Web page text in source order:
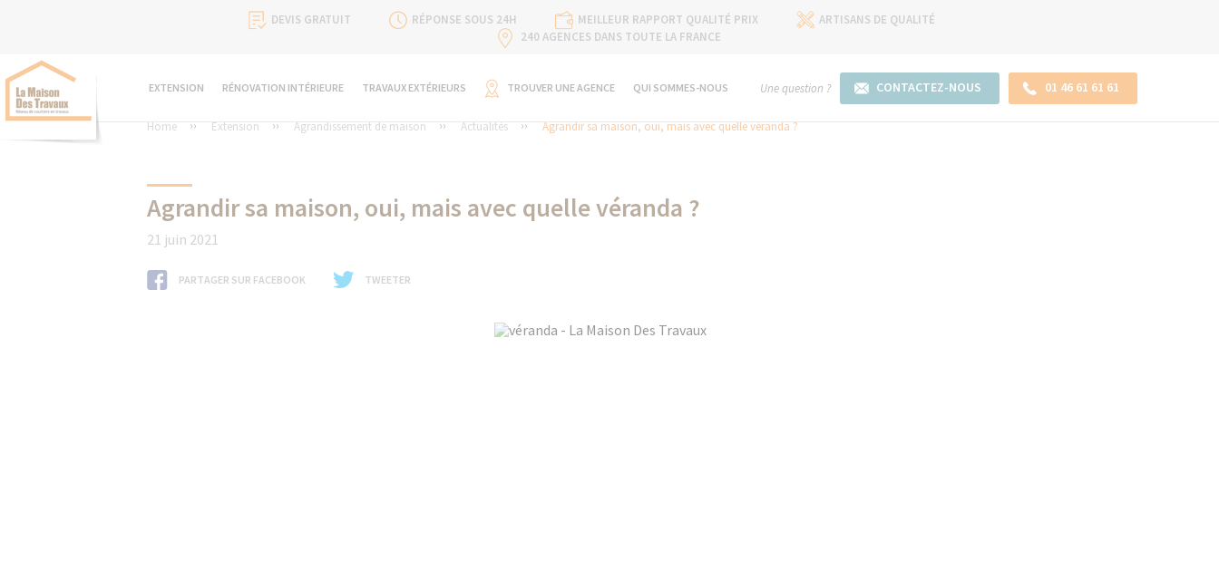
DEVIS GRATUIT RÉPONSE SOUS 24H MEILLEUR RAPPORT QUALITÉ PRIX
ARTISANS DE QUALITÉ
240 AGENCES DANS TOUTE LA FRANCE
EXTENSION RÉNOVATION INTÉRIEURE TRAVAUX EXTÉRIEURS TROUVER UNE AGENCE QUI SOMMES-NOUS Une question ? CONTACTEZ-NOUS 01 46 61 61 61
Home Extension Agrandissement de maison Actualités Agrandir sa maison, oui, mais avec quelle véranda ?
Agrandir sa maison, oui, mais avec quelle véranda ?
21 juin 2021
PARTAGER SUR FACEBOOK TWEETER